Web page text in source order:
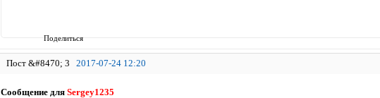
Поделиться
3 2017-07-24 12:20
Сообщение для Sergey1235